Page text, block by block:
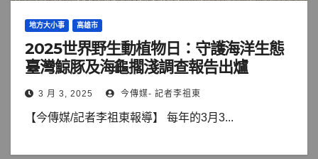
地方大小事 高雄市
2025世界野生動植物日：守護海洋生態
臺灣鯨豚及海龜擱淺調查報告出爐
3 月 3, 2025 今傳媒- 記者李祖東
【今傳媒/記者李祖東報導】 每年的3月3...